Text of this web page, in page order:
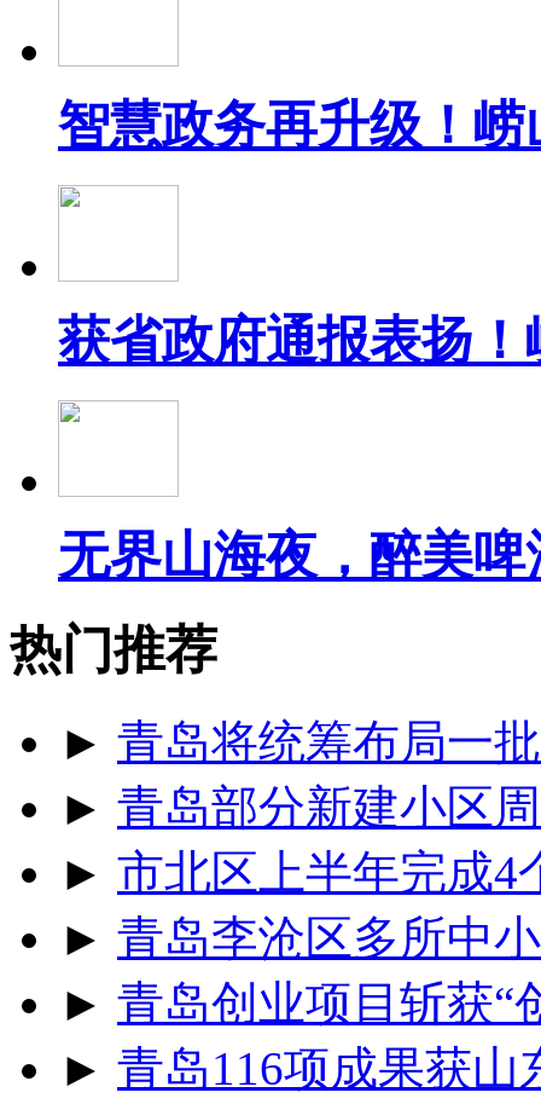
智慧政务再升级！
获省政府通报表扬
无界山海夜，醉美
热门推荐
► 青岛将统筹布局一
► 青岛部分新建小区
► 市北区上半年完成4
► 青岛李沧区多所中
► 青岛创业项目斩获“
► 青岛116项成果获